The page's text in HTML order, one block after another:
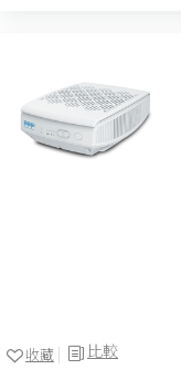
比較
收藏